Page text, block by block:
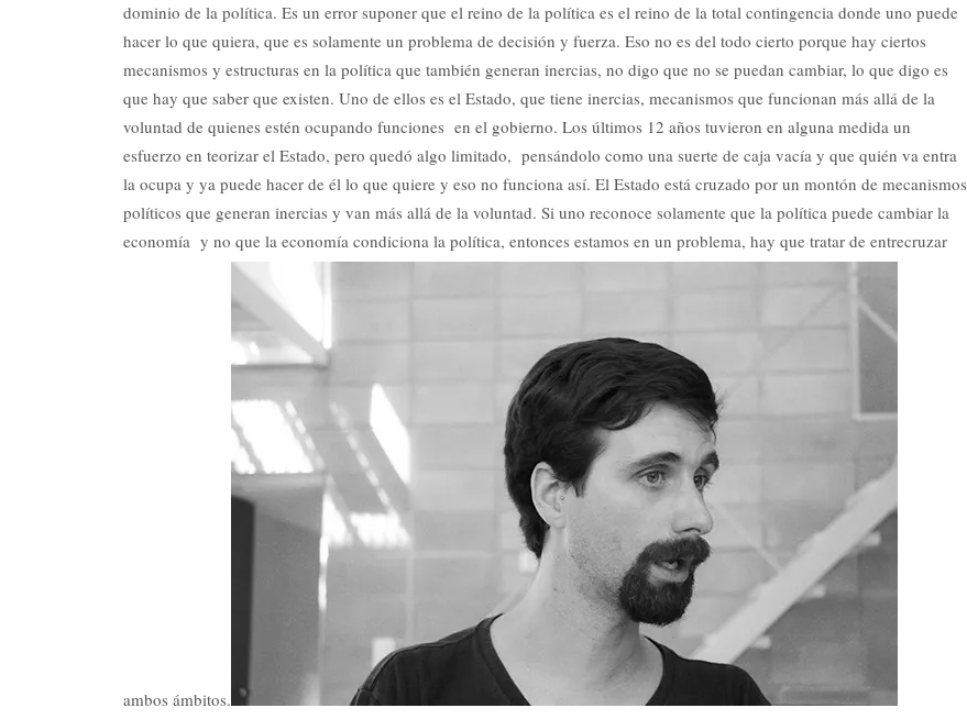
dominio de la política. Es un error suponer que el reino de la política es el reino de la total contingencia donde uno puede
hacer lo que quiera, que es solamente un problema de decisión y fuerza. Eso no es del todo cierto porque hay ciertos
mecanismos y estructuras en la política que también generan inercias, no digo que no se puedan cambiar, lo que digo es
que hay que saber que existen. Uno de ellos es el Estado, que tiene inercias, mecanismos que funcionan más allá de la
voluntad de quienes estén ocupando funciones en el gobierno. Los últimos 12 años tuvieron en alguna medida un
esfuerzo en teorizar el Estado, pero quedó algo limitado, pensándolo como una suerte de caja vacía y que quién va entra
la ocupa y ya puede hacer de él lo que quiere y eso no funciona así. El Estado está cruzado por un montón de mecanismos
políticos que generan inercias y van más allá de la voluntad. Si uno reconoce solamente que la política puede cambiar la
economía y no que la economía condiciona la política, entonces estamos en un problema, hay que tratar de entrecruzar
ambos ámbitos.